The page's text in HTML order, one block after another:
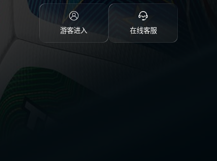
游客进入 在线客服